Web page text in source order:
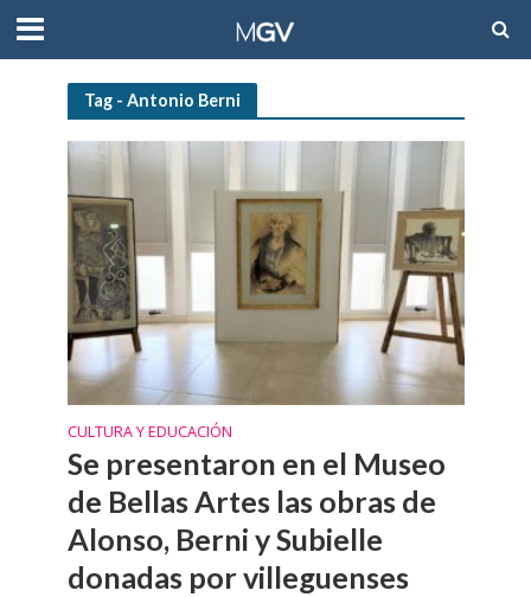
Tag - Antonio Berni
CULTURA Y EDUCACIÓN
Se presentaron en el Museo
de Bellas Artes las obras de
Alonso, Berni y Subielle
donadas por villeguenses